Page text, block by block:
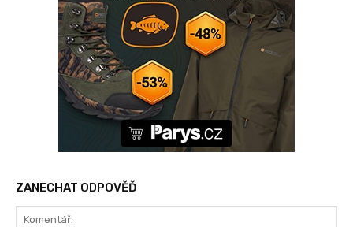
ZANECHAT ODPOVĚĎ